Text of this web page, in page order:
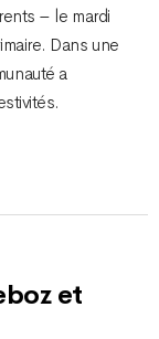
– le mardi
Dans une
a
et